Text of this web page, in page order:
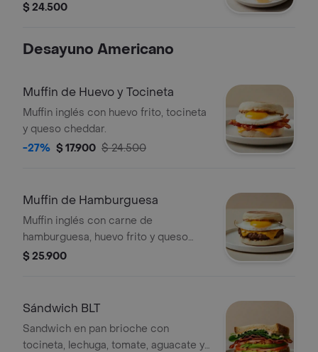
$ 24.500
Desayuno Americano
Muffin de Huevo y Tocineta
Muffin inglés con huevo frito, tocineta
y queso cheddar.
-27% $ 17.900 $ 24.500
Muffin de Hamburguesa
Muffin inglés con carne de
hamburguesa, huevo frito y queso
cheddar.
$ 25.900
Sándwich BLT
Sandwich en pan brioche con
tocineta, lechuga, tomate, aguacate y